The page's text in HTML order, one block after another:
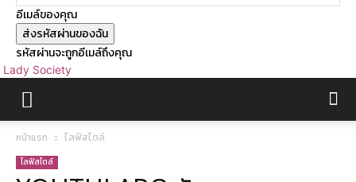
อีเมล์ของคุณ
รหัสผ่านจะถูกอีเมล์ถึงคุณ
Lady Society
หน้าแรก ไลฟ์สไตล์
ไลฟ์สไตล์